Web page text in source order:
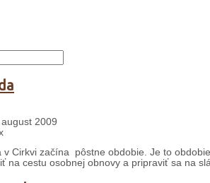
2009
v Cirkvi začína pôstne obdobie. Je to
na cestu osobnej obnovy a pripraviť sa na